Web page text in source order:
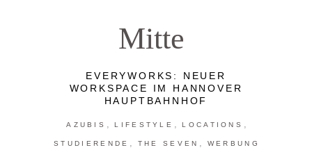
Mitte
EVERYWORKS: NEUER
WORKSPACE IM HANNOVER
HAUPTBAHNHOF
AZUBIS , LIFESTYLE , LOCATIONS ,
STUDIERENDE , THE SEVEN , WERBUNG